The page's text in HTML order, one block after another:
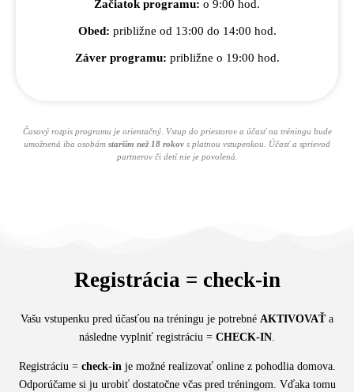
Začiatok programu: o 9:00 hod.
Obed: približne od 13:00 do 14:00 hod.
Záver programu: približne o 19:00 hod.
Časový rozpis programu je orientačný. Vstup do priestorov a účasť na tréningu bude
umožnená iba osobám starším než 18 rokov s platnou vstupenkou. Účasť a sprievod
partnerov či detí nie je povolená.
Registrácia = check-in
Vašu vstupenku pred účasťou na tréningu je potrebné AKTIVOVAŤa
následne vyplniť registráciu = CHECK-IN.
Registráciu = check-inje možné realizovať online z pohodlia domova.
Odporúčame si ju urobiť dostatočne včas pred tréningom. Vďaka tomu